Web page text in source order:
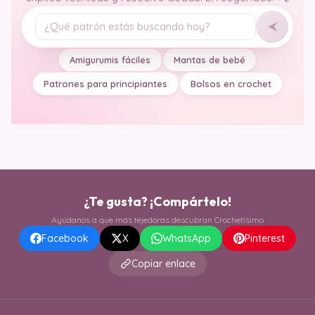
Tu pregunta
Amigurumis fáciles Mantas de bebé
Patrones para principiantes Bolsos en crochet
¿Te gusta? ¡Compártelo!
Ayúdanos a que más tejedoras descubran Crochetísimo
Facebook X WhatsApp
Pinterest
Copiar enlace